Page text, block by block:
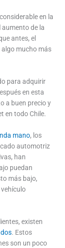
en la
de la
antes, el
mucho más
para adquirir
en esta
a buen precio y
en todo Chile.
mano, los
automotriz
han
puedan
más bajo,
existen
. Estos
son un poco